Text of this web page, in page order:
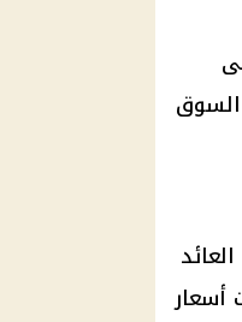
العائد
أسعار